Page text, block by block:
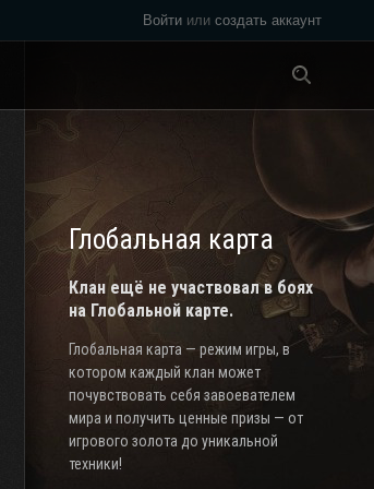
Войти или создать аккаунт
Глобальная карта
Клан ещё не участвовал в боях
на Глобальной карте.
Глобальная карта — режим игры, в
котором каждый клан может
почувствовать себя завоевателем
мира и получить ценные призы — от
игрового золота до уникальной
техники!